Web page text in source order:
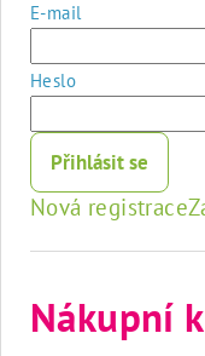
E-mail
Heslo
Přihlásit se
Nová registrace
Nákupní